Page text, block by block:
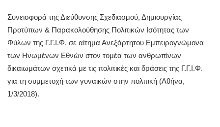
Συνεισφορά της Διεύθυνσης Σχεδιασμού, Δημιουργίας
Προτύπων & Παρακολούθησης Πολιτικών Ισότητας των
Φύλων της Γ.Γ.Ι.Φ. σε αίτημα Ανεξάρτητου Εμπειρογνώμονα
των Ηνωμένων Εθνών στον τομέα των ανθρωπίνων
δικαιωμάτων σχετικά με τις πολιτικές και δράσεις της Γ.Γ.Ι.Φ.
για τη συμμετοχή των γυναικών στην πολιτική (Αθήνα,
1/3/2018).